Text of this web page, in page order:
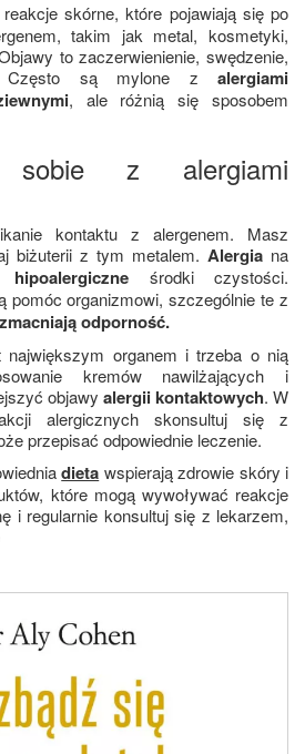
skórne, które pojawiają się po
takim jak metal, kosmetyki,
to zaczerwienienie, swędzenie,
Często są mylone z alergiami
, ale różnią się sposobem
z alergiami
kontaktu z alergenem. Masz
biżuterii z tym metalem. Alergia na
hipoalergiczne środki czystości.
pomóc organizmowi, szczególnie te z
odporność.
największym organem i trzeba o nią
kremów nawilżających i
objawy alergii kontaktowych. W
alergicznych skonsultuj się z
przepisać odpowiednie leczenie.
dieta wspierają zdrowie skóry i
które mogą wywoływać reakcje
i regularnie konsultuj się z lekarzem,